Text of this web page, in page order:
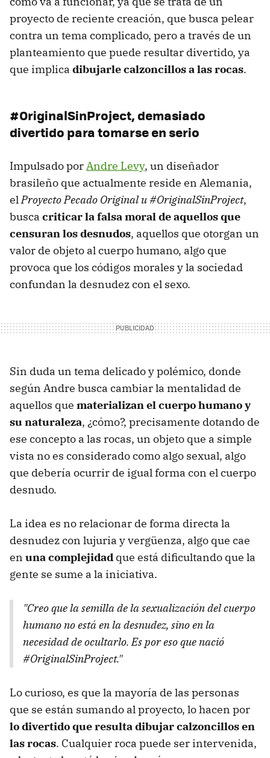
proyecto de reciente creación, que busca pelear
contra un tema complicado, pero a través de un
planteamiento que puede resultar divertido, ya
que implica dibujarle calzoncillos a las rocas.
#OriginalSinProject, demasiado
divertido para tomarse en serio
Impulsado porAndre Levy, un diseñador
brasileño que actualmente reside en Alemania,
elProyecto Pecado Original u #OriginalSinProject,
busca criticar la falsa moral de aquellos que
censuran los desnudos, aquellos que otorgan un
valor de objeto al cuerpo humano, algo que
provoca que los códigos morales y la sociedad
confundan la desnudez con el sexo.
Sin duda un tema delicado y polémico, donde
según Andre busca cambiar la mentalidad de
aquellos que materializan el cuerpo humano y
su naturaleza, ¿cómo?, precisamente dotando de
ese concepto a las rocas, un objeto que a simple
vista no es considerado como algo sexual, algo
que debería ocurrir de igual forma con el cuerpo
desnudo.
La idea es no relacionar de forma directa la
desnudez con lujuria y vergüenza, algo que cae
en una complejidad que está dificultando que la
gente se sume a la iniciativa.
"Creo que la semilla de la sexualización del cuerpo
humano no está en la desnudez, sino en la
necesidad de ocultarlo. Es por eso que nació
#OriginalSinProject."
Lo curioso, es que la mayoría de las personas
que se están sumando al proyecto, lo hacen por
lo divertido que resulta dibujar calzoncillos en
las rocas. Cualquier roca puede ser intervenida,